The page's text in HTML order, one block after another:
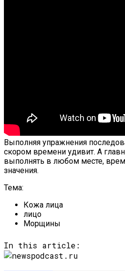
Выполняя упражнения
скором времени удивит. А
выполнять в любом месте,
значения.
Тема:
Кожа лица
лицо
Морщины
In this article: